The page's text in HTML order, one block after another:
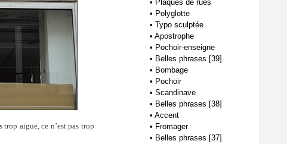
aiguë, ce n’est pas trop
• Plaques de rues
• Polyglotte
• Typo sculptée
• Apostrophe
• Pochoir-enseigne
• Belles phrases [39]
• Bombage
• Pochoir
• Scandinave
• Belles phrases [38]
• Accent
• Fromager
• Belles phrases [37]